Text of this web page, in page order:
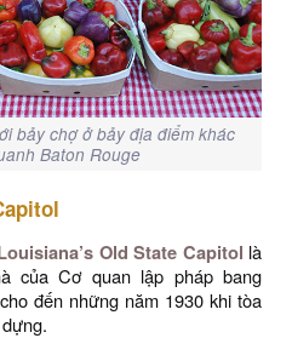
bảy chợ ở bảy địa điểm khác
Baton Rouge
Old State Capitol là
của Cơ quan lập pháp bang
đến những năm 1930 khi tòa